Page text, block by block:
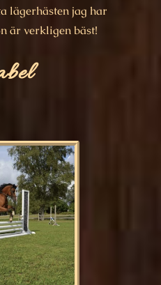
lägerhästen jag har
är verkligen bäst!